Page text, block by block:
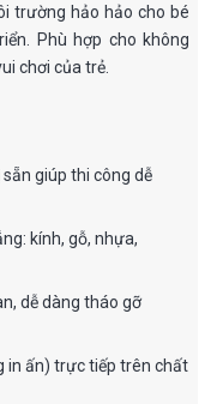
trường hảo hảo cho bé
Phù hợp cho không
chơi của trẻ.
giúp thi công dễ
kính, gỗ, nhựa,
dễ dàng tháo gỡ
in ấn) trực tiếp trên chất